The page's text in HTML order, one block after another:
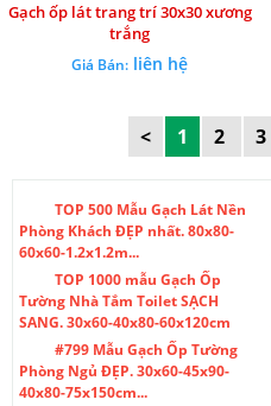
Gạch ốp lát trang trí 30x30 xương
trắng
Giá Bán: liên hệ
< 1 2 3
TOP 500 Mẫu Gạch Lát Nền
Phòng Khách ĐẸP nhất. 80x80-
60x60-1.2x1.2m...
TOP 1000 mẫu Gạch Ốp
Tường Nhà Tắm Toilet SẠCH
SANG. 30x60-40x80-60x120cm
#799 Mẫu Gạch Ốp Tường
Phòng Ngủ ĐẸP. 30x60-45x90-
40x80-75x150cm...